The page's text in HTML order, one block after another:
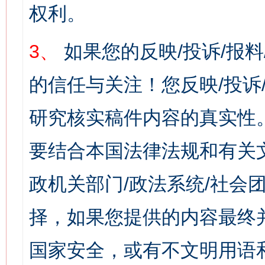
权利。
3、
如果您的反映/投诉/报
的信任与关注！您反映/投
研究核实稿件内容的真实
要结合本国法律法规和有关
政机关部门/政法系统/社会
择，如果您提供的内容最
国家安全，或有不文明用